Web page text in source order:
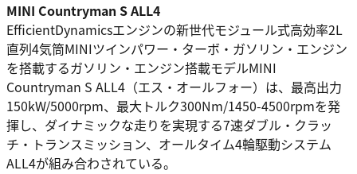
MINI Countryman S ALL4
EfficientDynamicsエンジンの新世代モジュール式高効率2L
直列4気筒MINIツインパワー・ターボ・ガソリン・エンジン
を搭載するガソリン・エンジン搭載モデルMINI
Countryman S ALL4（エス・オールフォー）は、最高出力
150kW/5000rpm、最大トルク300Nm/1450-4500rpmを発
揮し、ダイナミックな走りを実現する7速ダブル・クラッ
チ・トランスミッション、オールタイム4輪駆動システム
ALL4が組み合わされている。